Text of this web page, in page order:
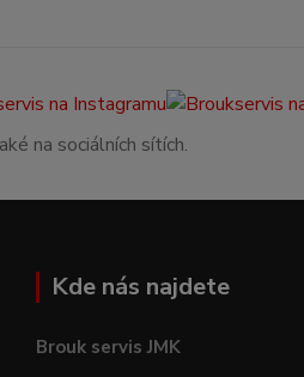
na sociálních sítích.
Kde nás najdete
Brouk servis JMK